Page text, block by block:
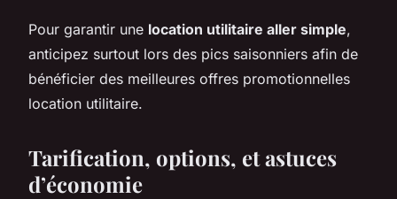
Pour garantir une location utilitaire aller simple,
anticipez surtout lors des pics saisonniers afin de
bénéficier des meilleures offres promotionnelles
location utilitaire.
Tarification, options, et astuces
d’économie